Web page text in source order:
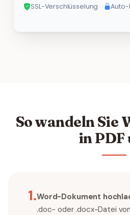
SSL-Verschlüsselung Auto-
So wandeln Sie
in PDF
1.Word-Dokument
.doc- oder .docx-Datei